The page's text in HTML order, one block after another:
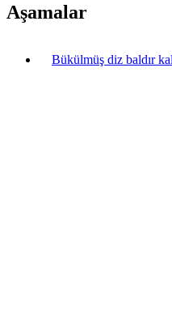
Aşamalar
Bükülmüş diz baldır